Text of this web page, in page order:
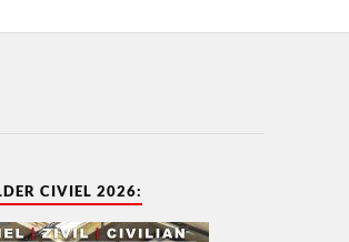
CIVIEL 2026: